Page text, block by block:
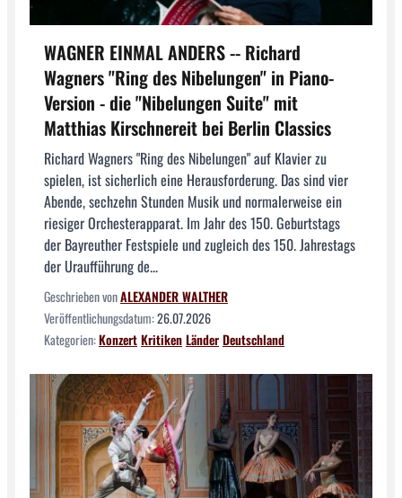
WAGNER EINMAL ANDERS -- Richard
Wagners "Ring des Nibelungen" in Piano-
Version - die "Nibelungen Suite" mit
Matthias Kirschnereit bei Berlin Classics
Richard Wagners "Ring des Nibelungen" auf Klavier zu
spielen, ist sicherlich eine Herausforderung. Das sind vier
Abende, sechzehn Stunden Musik und normalerweise ein
riesiger Orchesterapparat. Im Jahr des 150. Geburtstags
der Bayreuther Festspiele und zugleich des 150. Jahrestags
der Uraufführung de...
Geschrieben vonALEXANDER WALTHER
Veröffentlichungsdatum:26.07.2026
Kategorien:KonzertKritikenLänderDeutschland